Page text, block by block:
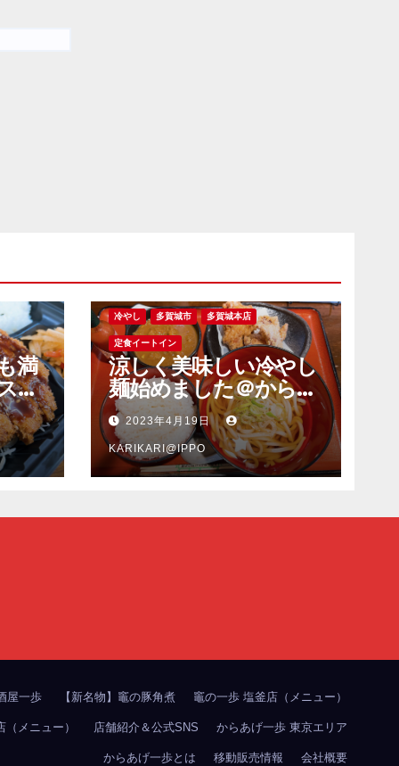
満
ピ
旨
カ
釜
冷やし 多賀城市 多賀城本店
定食イートイン
涼しく美味しい冷やし
麺始めました＠からあ
げ一歩多賀城本店
2023年4月19日
KARIKARI@IPPO
屋一歩 【新名物】竈の豚角煮 竈の一歩 塩釜店（メニュー）
メニュー） 店舗紹介＆公式SNS からあげ一歩 東京エリア
からあげ一歩とは 移動販売情報 会社概要